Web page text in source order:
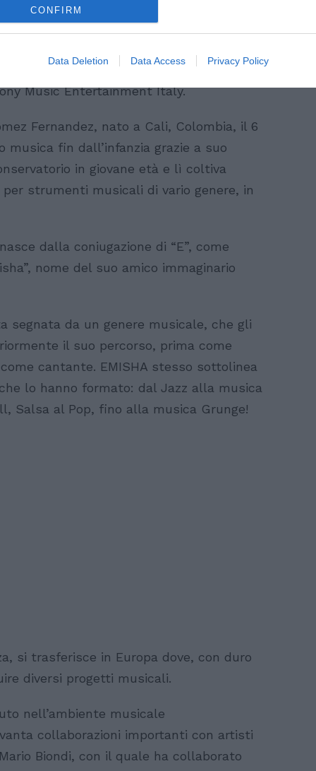
CONFIRM
Data Deletion Data Access Privacy Policy
e visibile apparente. Proprio come
su URBANA LATIN, una divisione di
Music Entertainment Italy.
Fernandez, nato a Cali, Colombia, il 6
musica fin dall’infanzia grazie a suo
in giovane età e lì coltiva
strumenti musicali di vario genere, in
dalla coniugazione di “E”, come
nome del suo amico immaginario
segnata da un genere musicale, che gli
il suo percorso, prima come
cantante. EMISHA stesso sottolinea
lo hanno formato: dal Jazz alla musica
Salsa al Pop, fino alla musica Grunge!
si trasferisce in Europa dove, con duro
diversi progetti musicali.
nell’ambiente musicale
collaborazioni importanti con artisti
Biondi, con il quale ha collaborato